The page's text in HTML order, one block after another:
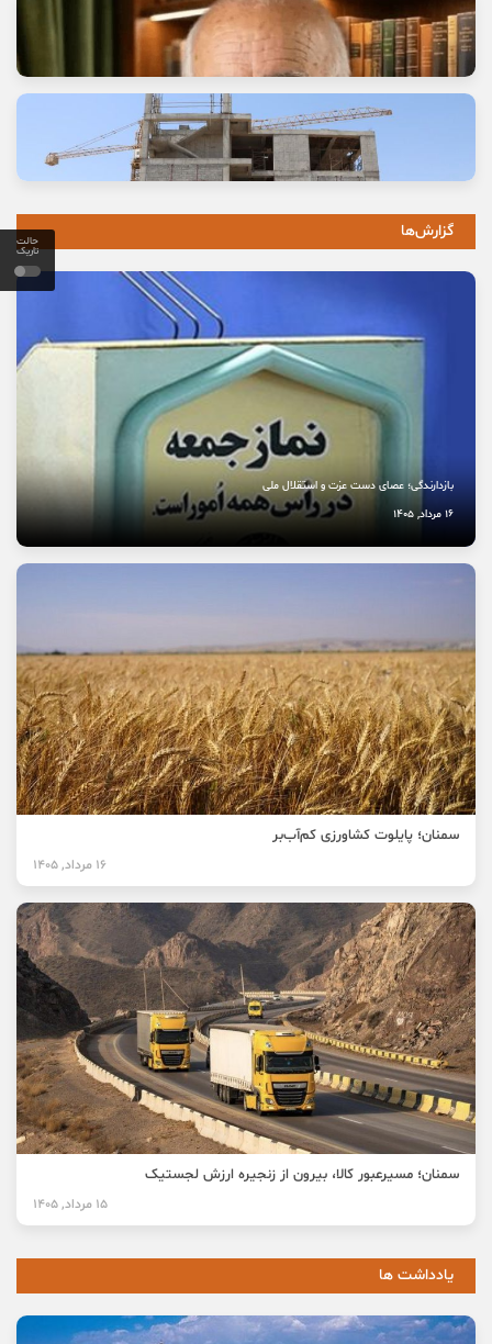
حالت
تاریک
وعده خانه‌ای که برای خانواده‌ها گران تمام شد
11 مرداد, 1405
نخستین بیمارستان چشم‌پزشکی سمنان در مسیر بهره‌برداری
گزارش‌ها
بازدارندگی؛ عصای دست عزت و استقلال ملی
16 مرداد, 1405
سمنان؛ پایلوت کشاورزی کم‌آب‌بر
16 مرداد, 1405
سمنان؛ مسیرعبور کالا، بیرون از زنجیره ارزش لجستیک
15 مرداد, 1405
یادداشت ها